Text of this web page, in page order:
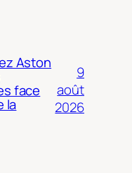
Aston
face
la
9
août
2026